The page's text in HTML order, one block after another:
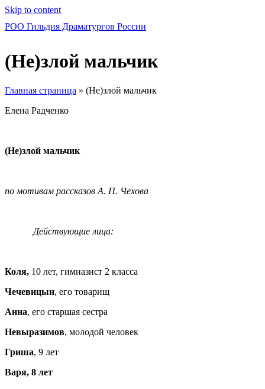
Skip to content
РОО Гильдия Драматургов России
(Не)злой мальчик
Главная страница » (Не)злой мальчик
Елена Радченко
(Не)злой мальчик
по мотивам рассказов А. П. Чехова
Действующие лица:
Коля, 10 лет, гимназист 2 класса
Чечевицын, его товарищ
Анна, его старшая сестра
Невыразимов, молодой человек
Гриша, 9 лет
Варя, 8 лет